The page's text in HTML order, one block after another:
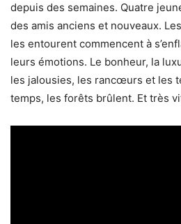
depuis des semaines. Quatre
des amis anciens et nouveaux.
les entourent commencent à
leurs émotions. Le bonheur, la
les jalousies, les rancœurs et les
temps, les forêts brûlent. Et très